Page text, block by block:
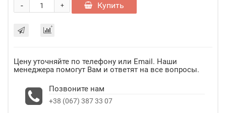
+
- Купить
Цену уточняйте по телефону или Email. Наши
менеджера помогут Вам и ответят на все вопросы.
Позвоните нам
+38 (067) 387 33 07